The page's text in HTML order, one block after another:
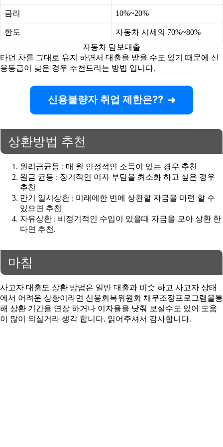
금리 10%~20%
한도
자동차 시세의 70%~80%
자동차 담보대출
타던 차를 그대로 유지 하면서 대출을 받을 수도 있기 때문에 신
용등급이 낮은 경우 추천드리는 방법 입니다.
신용불량자 취업 제한은??
상환방법 추천
원리금균등 : 매 월 안정적인 소득이 있는 경우 추천
원금 균등 : 장기적인 이자 부담을 최소화 하고 싶은 경우
추천
만기 일시상환 : 미래에한 번에 상환할 자금을 마련 할 수
있으면 추천
자유상환 : 비정기적인 수입이 있을때 자금을 모아 상환 한
다면 추천.
마침
사고자 대출도 상환 방법은 일반 대출과 비슷 하고 사고자 상태
에서 어려운 상황이라면 신용회복위원회 채무조정프로그램을통
해 상환 기간을 연장 하거나 이자율을 낮춰 보실수도 있어 도움
이 많이 되실거라 생각 합니다. 읽어주셔서 감사합니다.